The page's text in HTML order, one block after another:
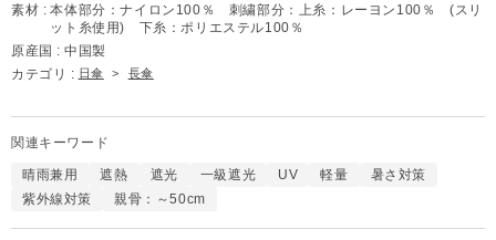
素材 : 本体部分：ナイロン100％ 刺繍部分：上糸：レーヨン100％ (スリ
ット糸使用) 下糸：ポリエステル100％
原産国 : 中国製
カテゴリ : 日傘 > 長傘
関連キーワード
晴雨兼用 遮熱 遮光 一級遮光 UV 軽量
暑さ対策
紫外線対策
親骨：～50cm